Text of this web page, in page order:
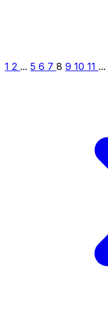
1 2 ... 5 6 7 8 9 10 11 ...